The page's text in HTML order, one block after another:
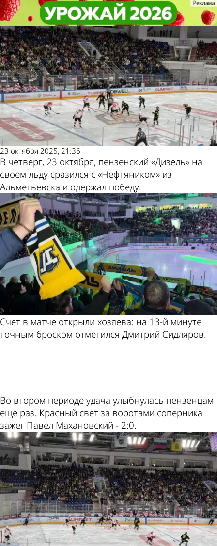
Пензенский «Дизель» обыграл ХК
«Нефтяник» в овертайме
Спорт
23 октября 2025, 21:36
В четверг, 23 октября, пензенский «Дизель» на
своем льду сразился с «Нефтяником» из
Альметьевска и одержал победу.
Счет в матче открыли хозяева: на 13-й минуте
точным броском отметился Дмитрий Сидляров.
Во втором периоде удача улыбнулась пензенцам
еще раз. Красный свет за воротами соперника
зажег Павел Махановский - 2:0.
Пензенский «Дизель» обыграл ХК
«Нефтяник» в овертайме
Спорт
Другие новости
по теме
Погода и курсы
валют в Пензе